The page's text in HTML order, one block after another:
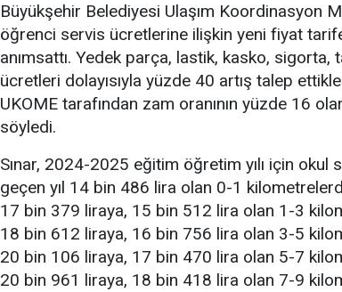
Büyükşehir Belediyesi Ulaşım Koordinasyon
öğrenci servis ücretlerine ilişkin yeni fiyat
anımsattı. Yedek parça, lastik, kasko, sigorta,
ücretleri dolayısıyla yüzde 40 artış talep
UKOME tarafından zam oranının yüzde 16
söyledi.
Sınar, 2024-2025 eğitim öğretim yılı için okul
geçen yıl 14 bin 486 lira olan 0-1
17 bin 379 liraya, 15 bin 512 lira olan 1-3
18 bin 612 liraya, 16 bin 756 lira olan 3-5
20 bin 106 liraya, 17 bin 470 lira olan 5-7
20 bin 961 liraya, 18 bin 418 lira olan 7-9